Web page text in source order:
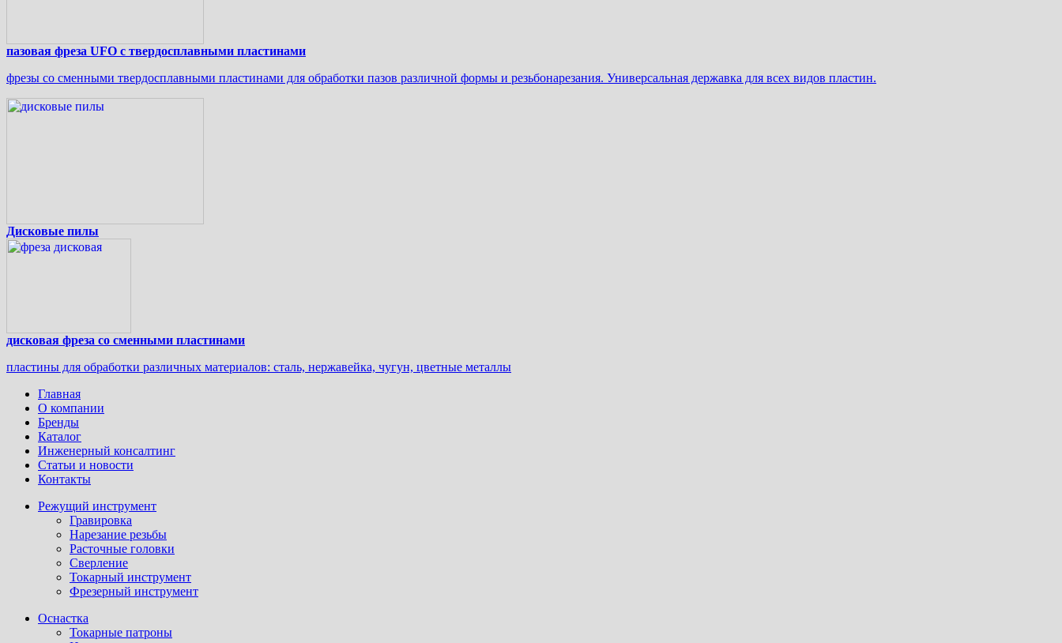
пазовая фреза UFO с твердосплавными пластинами
фрезы со сменными твердосплавными пластинами для обработки пазов различной формы и резьбонарезания. Универсальная державка для всех видов пластин.
Дисковые пилы
дисковая фреза со сменными пластинами
пластины для обработки различных материалов: сталь, нержавейка, чугун, цветные металлы
Главная
О компании
Бренды
Каталог
Инженерный консалтинг
Статьи и новости
Контакты
Режущий инструмент
Гравировка
Нарезание резьбы
Расточные головки
Сверление
Токарный инструмент
Фрезерный инструмент
Оснастка
Токарные патроны